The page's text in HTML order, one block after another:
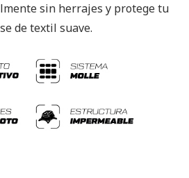
sin herrajes y protege tu
de textil suave.